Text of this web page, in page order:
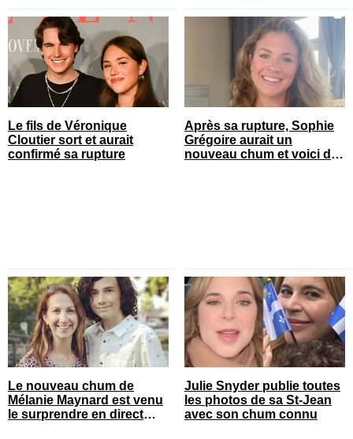
Le fils de Véronique
Cloutier sort et aurait
confirmé sa rupture
Après sa rupture, Sophie
Grégoire aurait un
nouveau chum et voici de
Le nouveau chum de
Mélanie Maynard est venu
le surprendre en direct
Julie Snyder publie toutes
les photos de sa St-Jean
avec son chum connu